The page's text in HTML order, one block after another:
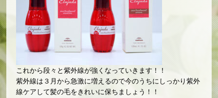
これから段々と紫外線が強くなっていきます！！
紫外線は３月から急激に増えるので今のうちにしっかり紫外
線ケアして髪の毛をきれいに保ちましょう！！